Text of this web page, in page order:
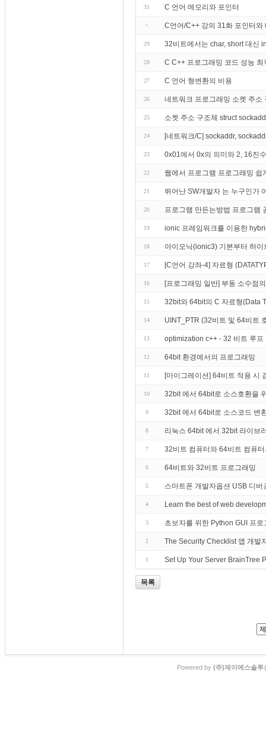
31 C 언어 메모리와 포인터
C언어/C++ 강의 31화 포인터
29 32비트에서는 char, short 대신
28 C C++ 프로그래밍 코드 성능 최
27 C 언어 형변환의 비용
26 네트워크 프로그래밍 소켓 주소
25 소켓 주소 구조체 struct
24 [네트워크/C] sockaddr,
23 0x01에서 0x의 의미와 2, 16진
22 웹에서 프로그램 프로그래밍
21 뛰어난 SW개발자 는 누구인가
20 프로그램 만든는방법 프로그램
19 ionic 프레임워크를 이용한
18 아이오닉(ionic3) 기본부터 하이
17 [C언어 강좌-4] 자료형
16 [프로그래밍 일반] 부동 소수점
15 32bit와 64bit의 C 자료형(Data
14 UINT_PTR (32비트 및 64비트
13 optimization c++ - 32 비트 루
12 64bit 환경에서의 프로그래밍
11 [마이그레이션] 64비트 적용 시
10 32bit 에서 64bit로 소스호환을
9 32bit 에서 64bit로 소스코드 변
8 리눅스 64bit 에서 32bit 라이브
7 32비트 컴퓨터와 64비트 컴퓨
6 64비트와 32비트 프로그래밍
5 스마트폰 개발자옵션 USB 디버
4 Learn the best of web
3 초보자를 위한 Python GUI 프
2 The Security Checklist 앱 개발
1 Set Up Your Server BrainTree
목록
Powered by (주)제이에스솔루